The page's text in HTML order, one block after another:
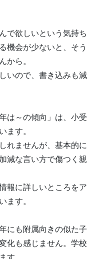
で欲しいという気持ち
機会が少ないと、そう
から。
いので、書き込みも減
は～の傾向」は、小受
ます。
れませんが、基本的に
減な言い方で傷つく親
報に詳しいところをア
ます。
にも附属向きの似た子
化も感じません。学校
す。